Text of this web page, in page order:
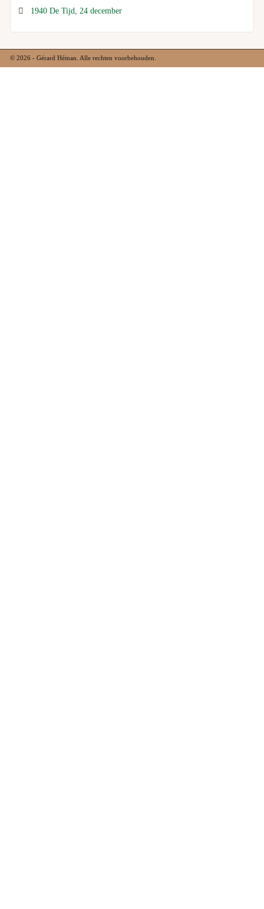
1940 De Tijd, 24 december
© 2026 - Gérard Héman. Alle rechten voorbehouden.